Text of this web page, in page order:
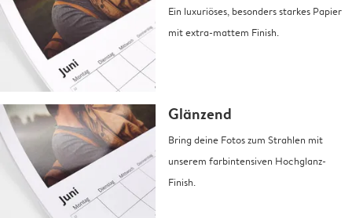
Ein luxuriöses, besonders starkes Papier
mit extra-mattem Finish.
Glänzend
Bring deine Fotos zum Strahlen mit
unserem farbintensiven Hochglanz-
Finish.